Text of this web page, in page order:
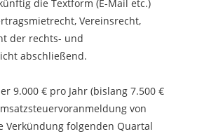
die Textform (E-Mail etc.)
Vereinsrecht,
der rechts- und
abschließend.
9.000 € pro Jahr (bislang 7.500 €
von
folgenden Quartal